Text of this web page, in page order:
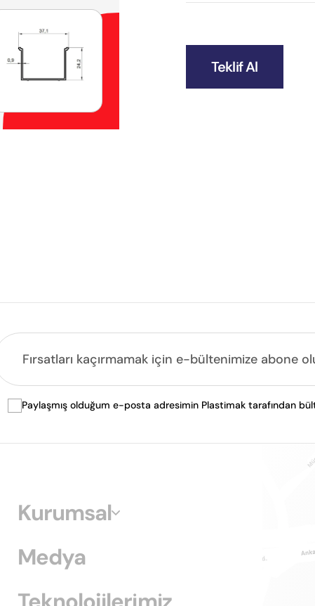
Teklif Al
Paylaşmış olduğum e-posta adresimin Plastimak tarafından
Kurumsal
Medya